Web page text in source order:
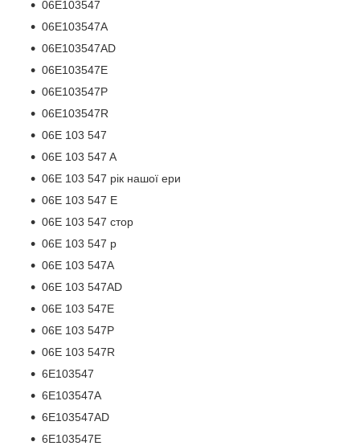
06E103547
06E103547A
06E103547AD
06E103547E
06E103547P
06E103547R
06E 103 547
06E 103 547 A
06E 103 547 рік нашої ери
06E 103 547 E
06E 103 547 стор
06E 103 547 р
06E 103 547A
06E 103 547AD
06E 103 547E
06E 103 547P
06E 103 547R
6E103547
6E103547A
6E103547AD
6E103547E